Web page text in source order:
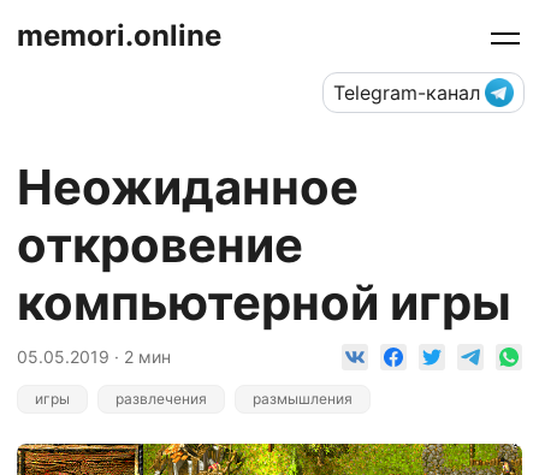
memori.online
Telegram-канал
Неожиданное
откровение
компьютерной игры
05.05.2019 · 2 мин
игры развлечения размышления